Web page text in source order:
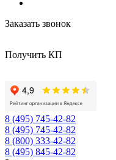
Заказать звонок
Получить КП
8 (495) 745-42-82
8 (495) 745-42-82
8 (800) 333-42-82
8 (495) 845-42-82